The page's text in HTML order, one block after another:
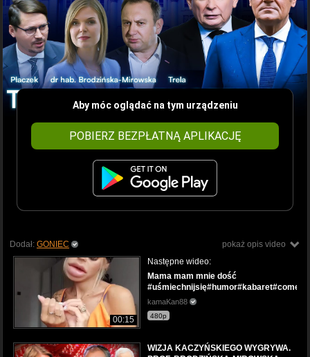
Aby móc oglądać na tym urządzeniu
POBIERZ BEZPŁATNĄ APLIKACJĘ
pokaż opis video
Dodał: GONIEC
00:15
Następne wideo:
Mama mam mnie dość
kamaKan88
480p
WIZJA KACZYŃSKIEGO WYGRYWA.